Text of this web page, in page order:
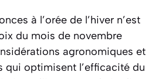
à l’orée de l’hiver n’est
du mois de novembre
agronomiques et
qui optimisent l’efficacité du